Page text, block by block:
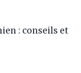
: conseils et